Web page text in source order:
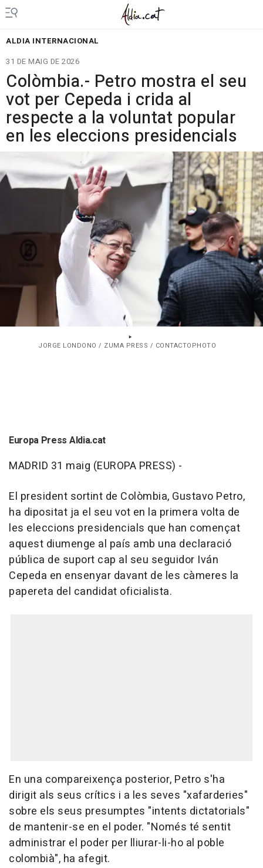
ALDIA INTERNACIONAL
31 DE MAIG DE 2026
Colòmbia.- Petro mostra el seu
vot per Cepeda i crida al
respecte a la voluntat popular
en les eleccions presidencials
JORGE LONDONO / ZUMA PRESS / CONTACTOPHOTO
Europa Press Aldia.cat
MADRID 31 maig (EUROPA PRESS) -
El president sortint de Colòmbia, Gustavo Petro,
ha dipositat ja el seu vot en la primera volta de
les eleccions presidencials que han començat
aquest diumenge al país amb una declaració
pública de suport cap al seu seguidor Iván
Cepeda en ensenyar davant de les càmeres la
papereta del candidat oficialista.
En una compareixença posterior, Petro s'ha
dirigit als seus crítics i a les seves "xafarderies"
sobre els seus presumptes "intents dictatorials"
de mantenir-se en el poder. "Només té sentit
administrar el poder per lliurar-li-ho al poble
colombià", ha afegit.